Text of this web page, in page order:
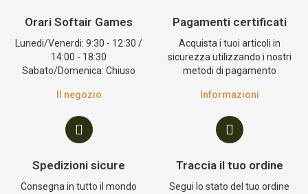
Orari Softair Games
Lunedi/Venerdi: 9:30 - 12:30 /
14:00 - 18:30
Sabato/Domenica: Chiuso
Il negozio
Pagamenti certificati
Acquista i tuoi articoli in
sicurezza utilizzando i nostri
metodi di pagamento
Informazioni
Spedizioni sicure
Consegna in tutto il mondo
Traccia il tuo ordine
Segui lo stato del tuo ordine